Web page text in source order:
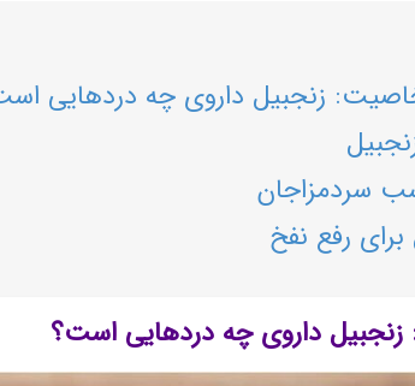
زنجبیل داروی چه دردهایی
سردمزاجان
رفع نفخ
زنجبیل داروی چه دردهایی است؟